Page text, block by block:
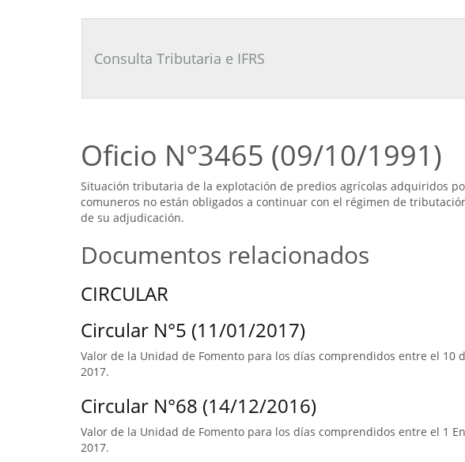
Tributario
Consulta Tributaria e IFRS
Oficio N°3465 (09/10/1991)
Situación tributaria de la explotación de predios agrícolas adquiridos
comuneros no están obligados a continuar con el régimen de
de su adjudicación.
Documentos relacionados
CIRCULAR
Circular N°5 (11/01/2017)
Valor de la Unidad de Fomento para los días comprendidos entre el 10
2017.
Circular N°68 (14/12/2016)
Valor de la Unidad de Fomento para los días comprendidos entre el 1
2017.